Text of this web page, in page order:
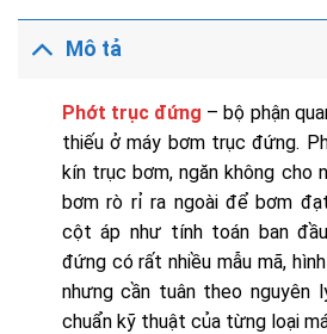
Mô tả
Phớt trục đứng – bộ phận
thiếu ở máy bơm trục đứng.
kín trục bơm, ngăn không cho
bơm rò rỉ ra ngoài để bơm
cột áp như tính toán ban
đứng có rất nhiều mẫu mã,
nhưng cần tuân theo nguyên
chuẩn kỹ thuật của từng loại